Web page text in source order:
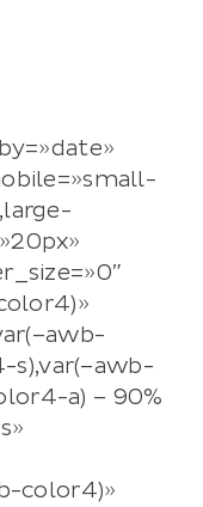
s),var(–awb-
a) – 90%
color4)»